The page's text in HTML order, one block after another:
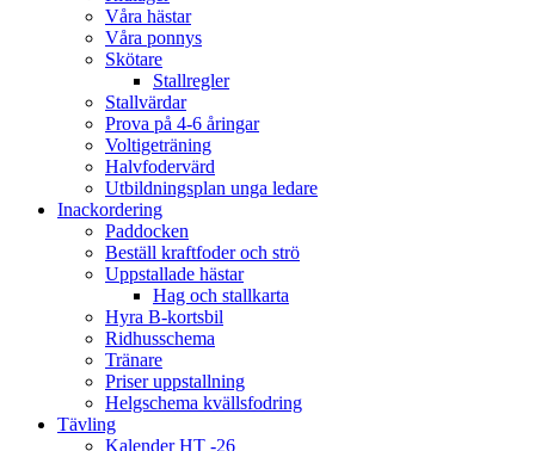
Våra hästar
Våra ponnys
Skötare
Stallregler
Stallvärdar
Prova på 4-6 åringar
Voltigeträning
Halvfodervärd
Utbildningsplan unga ledare
Inackordering
Paddocken
Beställ kraftfoder och strö
Uppstallade hästar
Hag och stallkarta
Hyra B-kortsbil
Ridhusschema
Tränare
Priser uppstallning
Helgschema kvällsfodring
Tävling
Kalender HT -26